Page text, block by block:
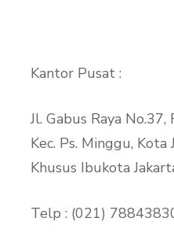
Kantor Pusat :
Jl. Gabus Raya No.37,
Kec. Ps. Minggu, Kota
Khusus Ibukota
Telp : (021)